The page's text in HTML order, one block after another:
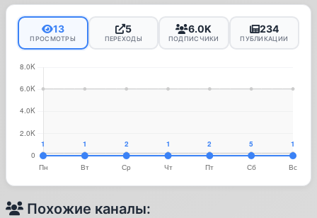
13
ПРОСМОТРЫ
5
ПЕРЕХОДЫ
6.0K
ПОДПИСЧИКИ
234
ПУБЛИКАЦИИ
Похожие каналы: